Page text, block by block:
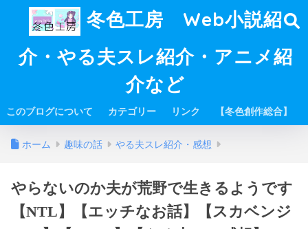
冬色工房 Web小説紹
介・やる夫スレ紹介・アニメ紹
介など
このブログについて カテゴリー リンク 【冬色創作総合】
ホーム 趣味の話 やる夫スレ紹介・感想
やらないのか夫が荒野で生きるようです
【NTL】【エッチなお話】【スカベンジ